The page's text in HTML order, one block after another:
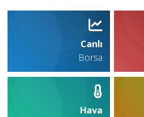
Canlı
Borsa
Hava